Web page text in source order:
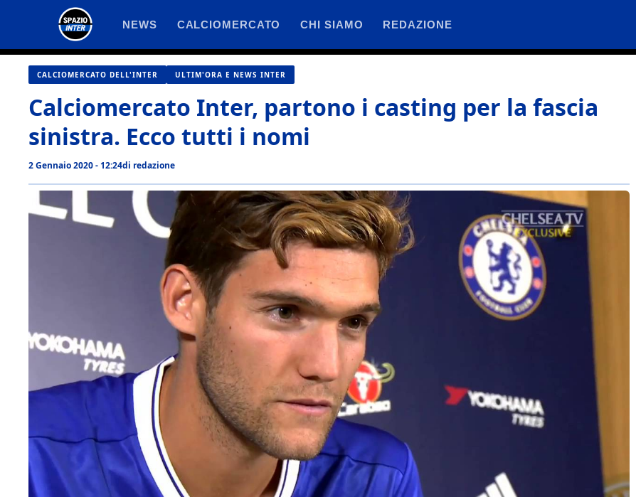
contenuto
NEWS CALCIOMERCATO CHI SIAMO REDAZIONE
CALCIOMERCATO DELL'INTER ULTIM'ORA E NEWS INTER
Calciomercato Inter, partono i casting per la fascia
sinistra. Ecco tutti i nomi
2 Gennaio 2020 - 12:24di redazione